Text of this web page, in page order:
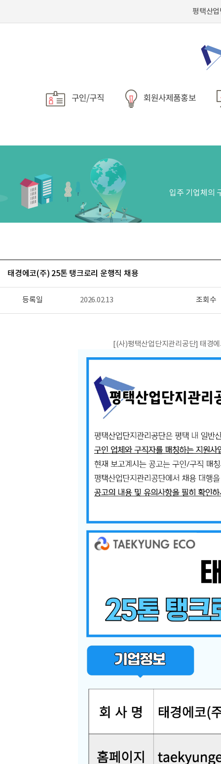
평택산
구인/구직 회원사제품홍보
입주 기업체의
태경에코(주) 25톤 탱크로리 운행직 채용
등록일 2026.02.13 조회수
[(사)평택산업단지관리공단] 태경